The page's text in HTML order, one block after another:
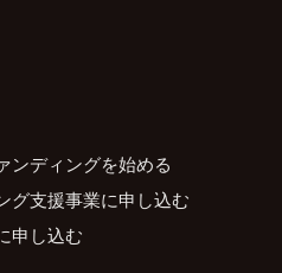
ンディングを始める
グ支援事業に申し込む
申し込む